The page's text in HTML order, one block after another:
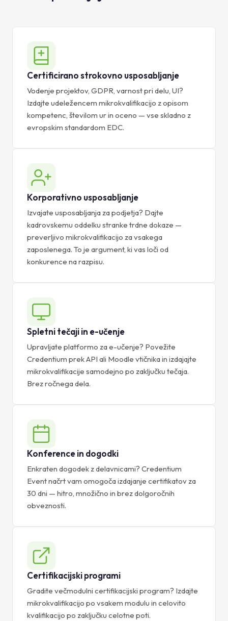
Certificirano strokovno usposabljanje
Vodenje projektov, GDPR, varnost pri delu, UI?
Izdajte udeležencem mikrokvalifikacijo z opisom
kompetenc, številom ur in oceno — vse skladno z
evropskim standardom EDC.
Korporativno usposabljanje
Izvajate usposabljanja za podjetja? Dajte
kadrovskemu oddelku stranke trdne dokaze —
preverljivo mikrokvalifikacijo za vsakega
zaposlenega. To je argument, ki vas loči od
konkurence na razpisu.
Spletni tečaji in e-učenje
Upravljate platformo za e-učenje? Povežite
Credentium prek API ali Moodle vtičnika in izdajajte
mikrokvalifikacije samodejno po zaključku tečaja.
Brez ročnega dela.
Konference in dogodki
Enkraten dogodek z delavnicami? Credentium
Event načrt vam omogoča izdajanje certifikatov za
30 dni — hitro, množično in brez dolgoročnih
obveznosti.
Certifikacijski programi
Gradite večmodulni certifikacijski program? Izdajte
mikrokvalifikacijo po vsakem modulu in celovito
kvalifikacijo po zaključku celotne poti.